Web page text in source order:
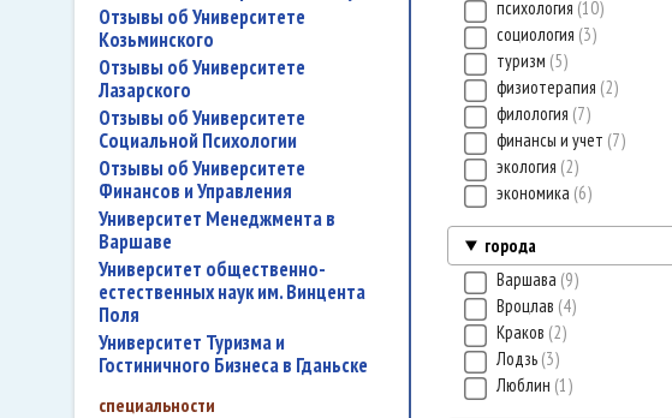
Отзывы об Университете
Козьминского
Отзывы об Университете
Лазарского
Отзывы об Университете
Социальной Психологии
Отзывы об Университете
Финансов и Управления
Университет Менеджмента в
Варшаве
Университет общественно-
естественных наук им. Винцента
Поля
Университет Туризма и
Гостиничного Бизнеса в Гданьске
специальности
психология 10
социология 3
туризм 5
физиотерапия 2
филология 7
финансы и учет 7
экология 2
экономика 6
города
Варшава 9
Вроцлав 4
Краков 2
Лодзь 3
Люблин 1